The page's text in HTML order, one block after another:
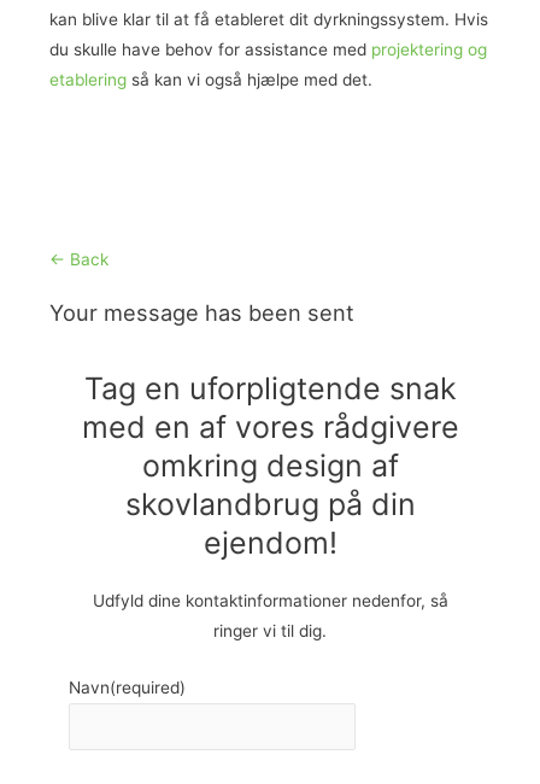
kan blive klar til at få etableret dit dyrkningssystem. Hvis
du skulle have behov for assistance med projektering og
etableringså kan vi også hjælpe med det.
← Back
Your message has been sent
Tag en uforpligtende snak
med en af vores rådgivere
omkring design af
skovlandbrug på din
ejendom!
Udfyld dine kontaktinformationer nedenfor, så
ringer vi til dig.
Navn(required)